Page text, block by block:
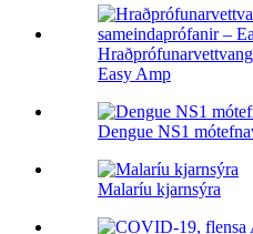
Easy Amp
Dengue NS1
Malaríu kjarnsýra